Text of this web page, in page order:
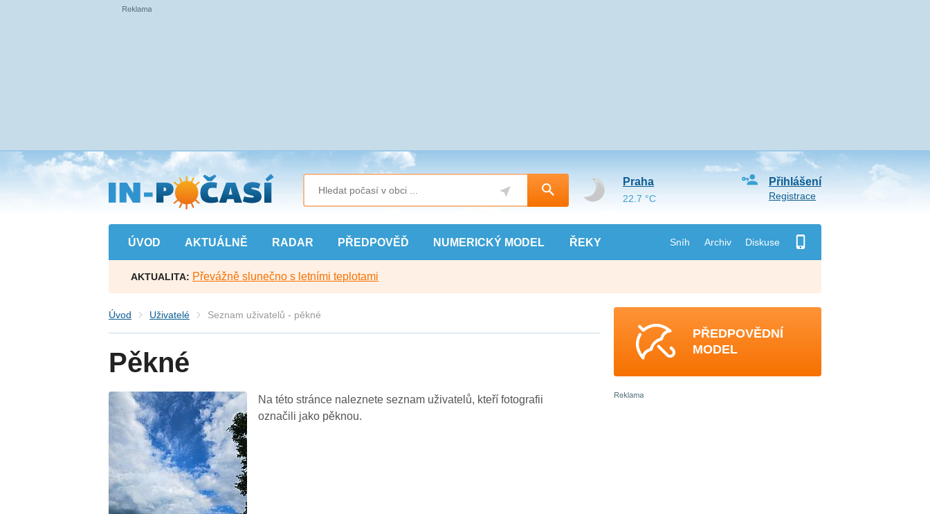
Přejít
na
hlavní
obsah
ÚVOD AKTUÁLNĚ RADAR PŘEDPOVĚĎ NUMERICKÝ MODEL ŘEKY Sníh Archiv Diskuse
Přihlášení
Registrace
Praha
22.7 °C
AKTUALITA: Převážně slunečno s letními teplotami
Úvod Uživatelé Seznam uživatelů - pěkné
Pěkné
Na této stránce naleznete seznam uživatelů, kteří fotografii
označili jako pěknou.
PŘEDPOVĚDNÍ
MODEL